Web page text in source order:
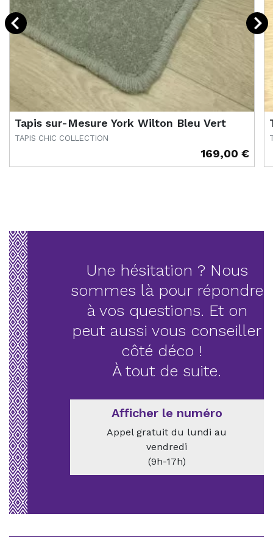
Tapis sur-Mesure York Wilton Bleu Vert
TAPIS CHIC COLLECTION
169,00 €
Une hésitation ? Nous
sommes là pour répondre
à vos questions. Et on
peut aussi vous conseiller
côté déco !
À tout de suite.
Afficher le numéro
Appel gratuit du lundi au
vendredi
(9h-17h)